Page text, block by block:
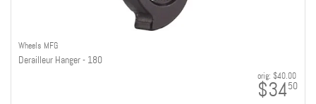
Wheels MFG
Derailleur Hanger - 180
orig: $40.00
$3450